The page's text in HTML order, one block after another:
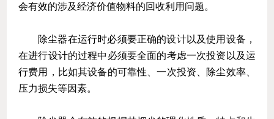
会有效的涉及经济价值物料的回收利用问题。
除尘器在运行时必须要正确的设计以及使用设备，
在进行设计的过程中必须要全面的考虑一次投资以及运
行费用，比如其设备的可靠性、一次投资、除尘效率、
压力损失等因素。